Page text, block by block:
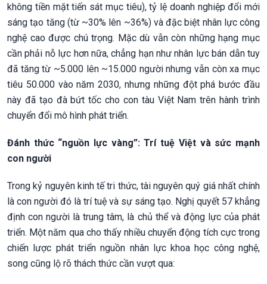
không tiền mặt tiến sát mục tiêu), tỷ lệ doanh nghiệp đổi mới
sáng tạo tăng (từ ~30% lên ~36%) và đặc biệt nhân lực công
nghệ cao được chú trọng. Mặc dù vẫn còn những hạng mục
cần phải nỗ lực hơn nữa, chẳng hạn như nhân lực bán dẫn tuy
đã tăng từ ~5.000 lên ~15.000 người nhưng vẫn còn xa mục
tiêu 50.000 vào năm 2030, nhưng những đột phá bước đầu
này đã tạo đà bứt tốc cho con tàu Việt Nam trên hành trình
chuyển đổi mô hình phát triển.
Đánh thức “nguồn lực vàng”: Trí tuệ Việt và sức mạnh
con người
Trong kỷ nguyên kinh tế tri thức, tài nguyên quý giá nhất chính
là con người đó là trí tuệ và sự sáng tạo. Nghị quyết 57 khẳng
định con người là trung tâm, là chủ thể và động lực của phát
triển. Một năm qua cho thấy nhiều chuyển động tích cực trong
chiến lược phát triển nguồn nhân lực khoa học công nghệ,
song cũng lộ rõ thách thức cần vượt qua: